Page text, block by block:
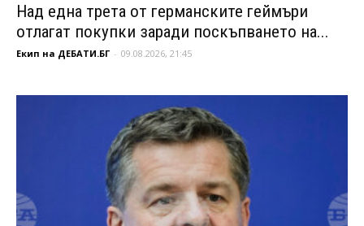
Над една трета от германските геймъри
отлагат покупки заради поскъпването на...
Екип на ДЕБАТИ.БГ - 09.08.2026, 21:45